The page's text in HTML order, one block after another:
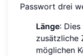
Passwort drei
Länge:
zusätzliche
möglichen